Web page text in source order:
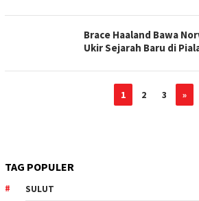
Brace Haaland Bawa
Ukir Sejarah Baru di
1 2 3 »
TAG POPULER
SULUT